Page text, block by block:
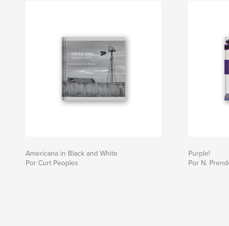
Americana in Black and White
Por Curt Peoples
Purple!
Por N.